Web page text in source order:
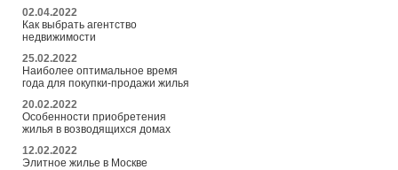
02.04.2022
Как выбрать агентство
недвижимости
25.02.2022
Наиболее оптимальное время
года для покупки-продажи жилья
20.02.2022
Особенности приобретения
жилья в возводящихся домах
12.02.2022
Элитное жилье в Москве